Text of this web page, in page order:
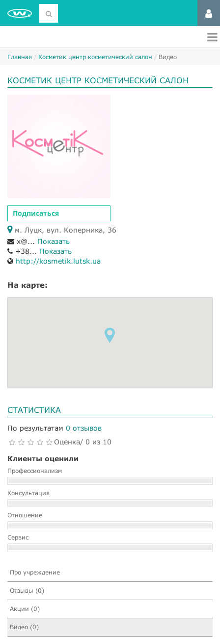
Главная Косметик центр косметический салон Видео
КОСМЕТИК ЦЕНТР КОСМЕТИЧЕСКИЙ САЛОН
Подписаться
м. Луцк, вул. Коперника, 36
x@... Показать
+38... Показать
http://kosmetik.lutsk.ua
На карте:
СТАТИСТИКА
По результатам 0 отзывов
Оценка/ 0 из 10
Клиенты оценили
Профессионализм
Консультация
Отношение
Сервис
Про учреждение
Отзывы (0)
Акции (0)
Видео (0)